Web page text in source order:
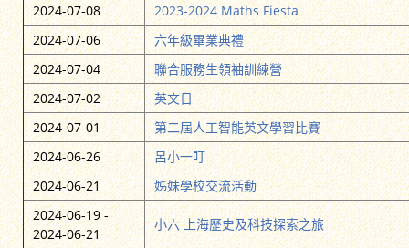
2024-07-08
2023-2024 Maths Fiesta
2024-07-06
六年級畢業典禮
2024-07-04
聯合服務生領袖訓練營
2024-07-02
英文日
2024-07-01
第二屆人工智能英文學習比賽
2024-06-26
呂小一叮
2024-06-21
姊妹學校交流活動
2024-06-19 -
2024-06-21
小六 上海歷史及科技探索之旅